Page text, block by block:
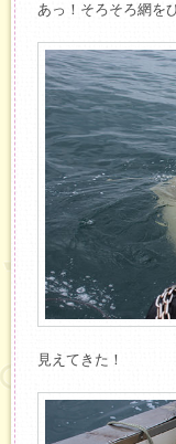
あっ！そろそろ網を
見えてきた！